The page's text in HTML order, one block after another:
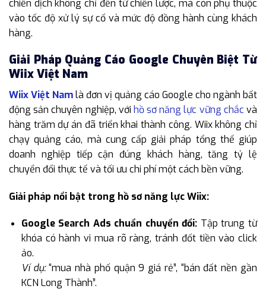
chiến dịch không chỉ đến từ chiến lược, mà còn phụ thuộc
vào tốc độ xử lý sự cố và mức độ đồng hành cùng khách
hàng.
Giải Pháp Quảng Cáo Google Chuyên Biệt Từ
Wiix Việt Nam
Wiix Việt Namlà đơn vị quảng cáo Google cho ngành bất
động sản chuyên nghiệp, với hồ sơ năng lực vững chắcvà
hàng trăm dự án đã triển khai thành công. Wiix không chỉ
chạy quảng cáo, mà cung cấp giải pháp tổng thể giúp
doanh nghiệp tiếp cận đúng khách hàng, tăng tỷ lệ
chuyển đổi thực tế và tối ưu chi phí một cách bền vững.
Giải pháp nổi bật trong hồ sơ năng lực Wiix:
Google Search Ads chuẩn chuyển đổi: Tập trung từ
khóa có hành vi mua rõ ràng, tránh đốt tiền vào click
ảo.
Ví dụ:“mua nhà phố quận 9 giá rẻ”, “bán đất nền gần
KCN Long Thành”.